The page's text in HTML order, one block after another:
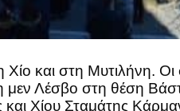
και στη Μυτιλήνη.
Λέσβο στη θέση
Χίου Σταμάτης